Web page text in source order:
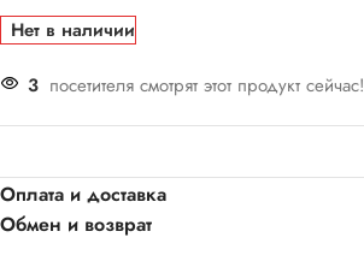
Нет в наличии
3 посетителя смотрят этот продукт сейчас!
Оплата и доставка
Обмен и возврат